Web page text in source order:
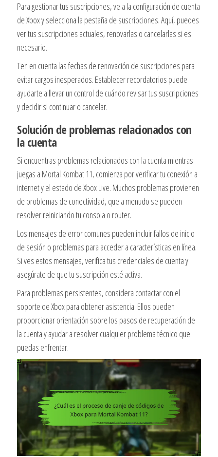
Para gestionar tus suscripciones, ve a la configuración de cuenta
de Xbox y selecciona la pestaña de suscripciones. Aquí, puedes
ver tus suscripciones actuales, renovarlas o cancelarlas si es
necesario.
Ten en cuenta las fechas de renovación de suscripciones para
evitar cargos inesperados. Establecer recordatorios puede
ayudarte a llevar un control de cuándo revisar tus suscripciones
y decidir si continuar o cancelar.
Solución de problemas relacionados con
la cuenta
Si encuentras problemas relacionados con la cuenta mientras
juegas a Mortal Kombat 11, comienza por verificar tu conexión a
internet y el estado de Xbox Live. Muchos problemas provienen
de problemas de conectividad, que a menudo se pueden
resolver reiniciando tu consola o router.
Los mensajes de error comunes pueden incluir fallos de inicio
de sesión o problemas para acceder a características en línea.
Si ves estos mensajes, verifica tus credenciales de cuenta y
asegúrate de que tu suscripción esté activa.
Para problemas persistentes, considera contactar con el
soporte de Xbox para obtener asistencia. Ellos pueden
proporcionar orientación sobre los pasos de recuperación de
la cuenta y ayudar a resolver cualquier problema técnico que
puedas enfrentar.